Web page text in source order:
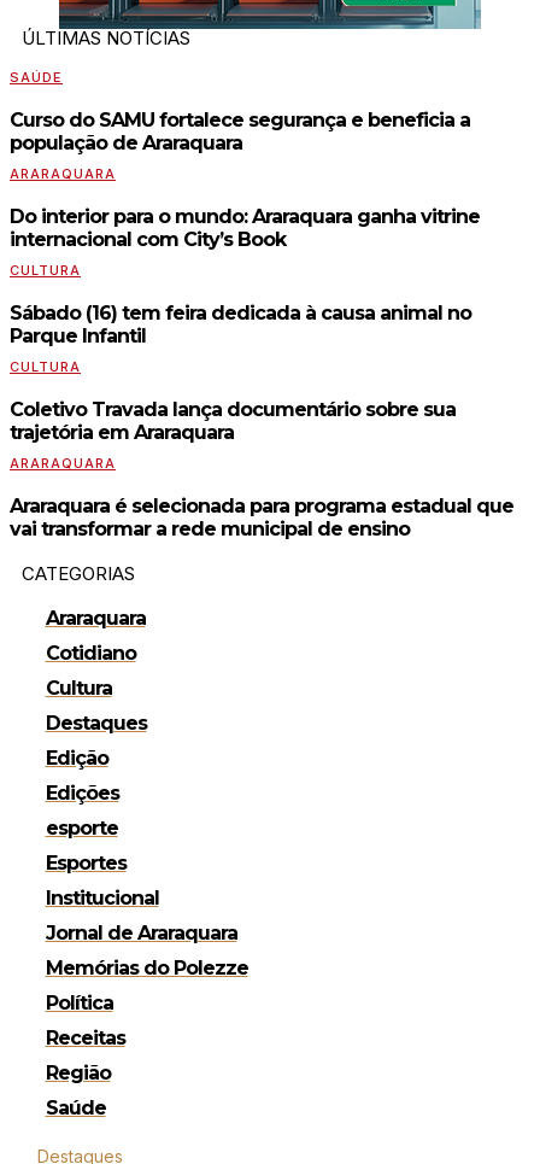
ÚLTIMAS NOTÍCIAS
SAÚDE
Curso do SAMU fortalece segurança e beneficia a
população de Araraquara
ARARAQUARA
Do interior para o mundo: Araraquara ganha vitrine
internacional com City’s Book
CULTURA
Sábado (16) tem feira dedicada à causa animal no
Parque Infantil
CULTURA
Coletivo Travada lança documentário sobre sua
trajetória em Araraquara
ARARAQUARA
Araraquara é selecionada para programa estadual que
vai transformar a rede municipal de ensino
CATEGORIAS
Araraquara
Cotidiano
Cultura
Destaques
Edição
Edições
esporte
Esportes
Institucional
Jornal de Araraquara
Memórias do Polezze
Política
Receitas
Região
Saúde
Destaques